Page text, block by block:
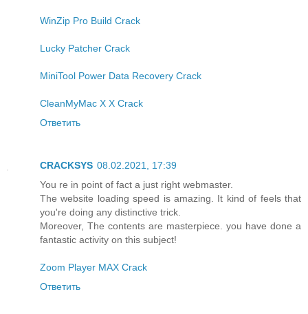
WinZip Pro Build Crack
Lucky Patcher Crack
MiniTool Power Data Recovery Crack
CleanMyMac X X Crack
Ответить
CRACKSYS 08.02.2021, 17:39
You re in point of fact a just right webmaster.
The website loading speed is amazing. It kind of feels that
you're doing any distinctive trick.
Moreover, The contents are masterpiece. you have done a
fantastic activity on this subject!
Zoom Player MAX Crack
Ответить